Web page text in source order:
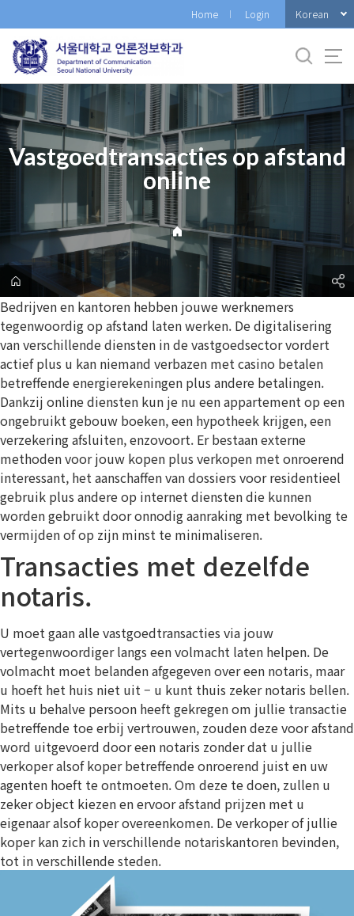
로
메
Home Login Korean
Vastgoedtransacties op afstand
online
Bedrijven en kantoren hebben jouwe werknemers
tegenwoordig op afstand laten werken. De digitalisering
van verschillende diensten in de vastgoedsector vordert
actief plus u kan niemand verbazen met casino betalen
betreffende energierekeningen plus andere betalingen.
Dankzij online diensten kun je nu een appartement op een
ongebruikt gebouw boeken, een hypotheek krijgen, een
verzekering afsluiten, enzovoort. Er bestaan externe
methoden voor jouw kopen plus verkopen met onroerend
interessant, het aanschaffen van dossiers voor residentieel
gebruik plus andere op internet diensten die kunnen
worden gebruikt door onnodig aanraking met bevolking te
vermijden of op zijn minst te minimaliseren.
Transacties met dezelfde
notaris.
U moet gaan alle vastgoedtransacties via jouw
vertegenwoordiger langs een volmacht laten helpen. De
volmacht moet belanden afgegeven over een notaris, maar
u hoeft het huis niet uit – u kunt thuis zeker notaris bellen.
Mits u behalve persoon heeft gekregen om jullie transactie
betreffende toe erbij vertrouwen, zouden deze voor afstand
word uitgevoerd door een notaris zonder dat u jullie
verkoper alsof koper betreffende onroerend juist en uw
agenten hoeft te ontmoeten. Om deze te doen, zullen u
zeker object kiezen en ervoor afstand prijzen met u
eigenaar alsof koper overeenkomen. De verkoper of jullie
koper kan zich in verschillende notariskantoren bevinden,
tot in verschillende steden.